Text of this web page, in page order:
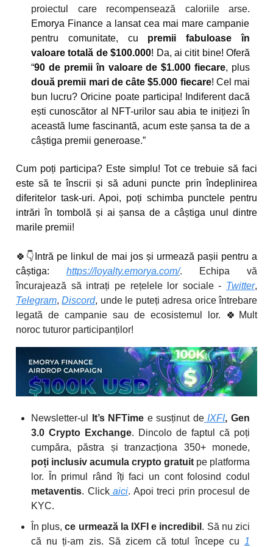
proiectul care recompensează caloriile arse.
Emorya Finance a lansat cea mai mare campanie
pentru comunitate, cu premii fabuloase în
valoare totală de $100.000! Da, ai citit bine! Oferă
“90 de premii în valoare de $1.000 fiecare, plus
două premii mari de câte $5.000 fiecare! Cel mai
bun lucru? Oricine poate participa! Indiferent dacă
ești cunoscător al NFT-urilor sau abia te inițiezi în
această lume fascinantă, acum este șansa ta de a
câștiga premii generoase.”
Cum poți participa? Este simplu! Tot ce trebuie să faci
este să te înscrii și să aduni puncte prin îndeplinirea
diferitelor task-uri. Apoi, poți schimba punctele pentru
intrări în tombolă și ai șansa de a câștiga unul dintre
marile premii!
🍀 👇Intră pe linkul de mai jos și urmează pașii pentru a
câștiga: https://loyalty.emorya.com/. Echipa vă
încurajează să intrați pe rețelele lor sociale - Twitter,
Telegram,Discord, unde le puteți adresa orice întrebare
legată de campanie sau de ecosistemul lor. 🍀Mult
noroc tuturor participanților!
Newsletter-ul It’s NFTime e susținut deIXFI, Gen
3.0 Crypto Exchange. Dincolo de faptul că poți
cumpăra, păstra și tranzacționa 350+ monede,
poți inclusiv acumula crypto gratuit pe platforma
lor. În primul rând îți faci un cont folosind codul
metaventis. Clickaici. Apoi treci prin procesul de
KYC.
În plus,ce urmează la IXFI e incredibil . Să nu zici
că nu ți-am zis. Să zicem că totul începe cu 1